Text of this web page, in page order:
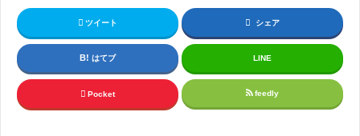
ツイート シェア
はてブ LINE
Pocket feedly